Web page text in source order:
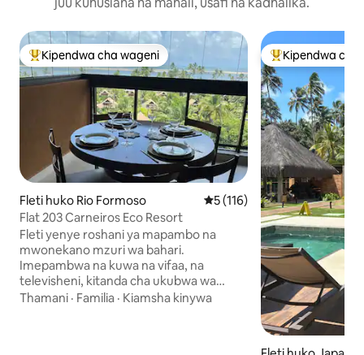
Kipendwa maarufu cha wageni
Kipendwa cha wageni
Fleti huko Rio Formoso Ukadiriaji wa wastani wa 5
5 (116)
Flat 203 Carneiros Eco Resort
Fleti yenye roshani ya mapambo na
mwonekano mzuri wa bahari.
Imepambwa na kuwa na vifaa, na
televisheni, kitanda cha ukubwa wa
malkia na kitanda cha sofa. Ina chumba 1
Thamani · Familia · Kiamsha kinywa
Kipendwa
Kipendwa cha